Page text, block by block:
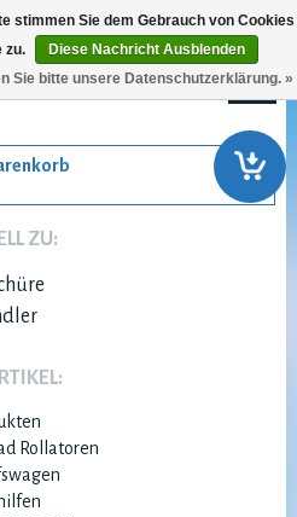
ZU:
Rollatoren
stimmen Sie dem Gebrauch von Cookies
zu.
Diese Nachricht Ausblenden
Sie bitte unsere Datenschutzerklärung. »